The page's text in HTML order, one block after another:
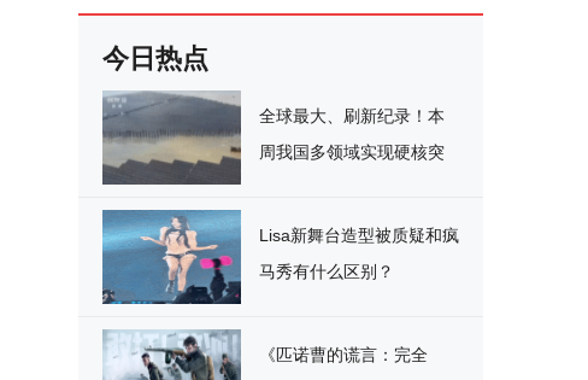
今日热点
全球最大、刷新纪录！本
周我国多领域实现硬核突
Lisa新舞台造型被质疑和疯
马秀有什么区别？
《匹诺曹的谎言：完全